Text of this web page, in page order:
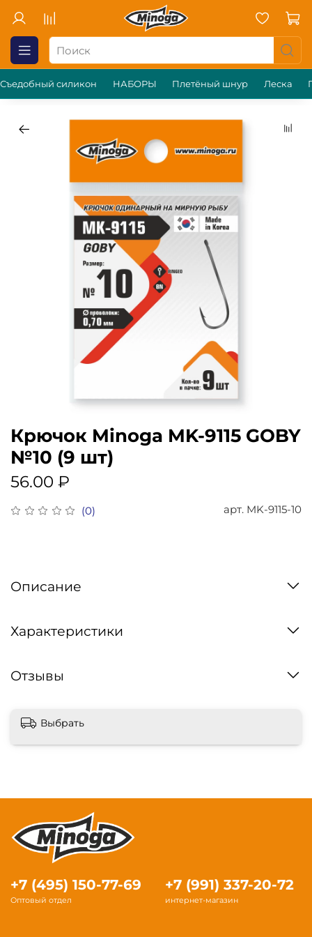
Съедобный силикон НАБОРЫ Плетёный шнур Леска
(0) арт. MK-9115-10
Крючок Minoga MK-9115 GOBY
№10 (9 шт)
56.00 ₽
Описание
Характеристики
Отзывы
Выбрать
+7 (495) 150-77-69
Оптовый отдел
+7 (991) 337-20-72
интернет-магазин